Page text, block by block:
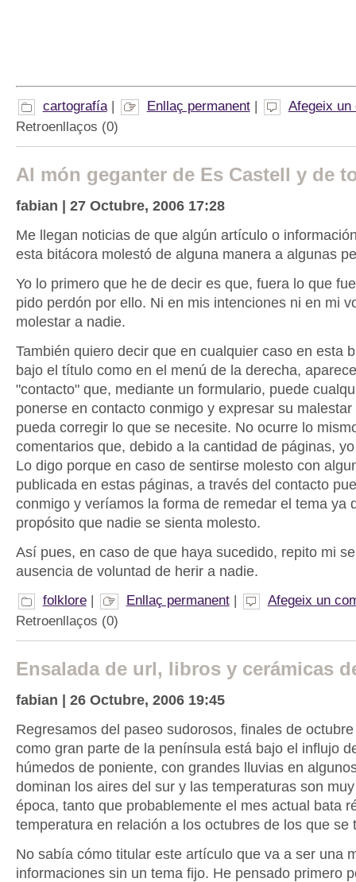
cartografía| Enllaç permanent|
Afegeix un
Retroenllaços (0)
Al món geganter de Es Castell y de
fabian | 27 Octubre, 2006 17:28
Me llegan noticias de que algún artículo o
esta bitácora molestó de alguna manera a algunas
Yo lo primero que he de decir es que, fuera lo que
pido perdón por ello. Ni en mis intenciones ni en mi
molestar a nadie.
También quiero decir que en cualquier caso en esta
bajo el título como en el menú de la derecha,
"contacto" que, mediante un formulario, puede
ponerse en contacto conmigo y expresar su
pueda corregir lo que se necesite. No ocurre lo
comentarios que, debido a la cantidad de páginas,
Lo digo porque en caso de sentirse molesto con
publicada en estas páginas, a través del contacto
conmigo y veríamos la forma de remedar el tema ya
propósito que nadie se sienta molesto.
Así pues, en caso de que haya sucedido, repito mi
ausencia de voluntad de herir a nadie.
folklore| Enllaç permanent|
Afegeix un
Retroenllaços (0)
Ensalada de url, libros y cerámicas
fabian | 26 Octubre, 2006 19:45
Regresamos del paseo sudorosos, finales de
como gran parte de la península está bajo el influjo
húmedos de poniente, con grandes lluvias en
dominan los aires del sur y las temperaturas son
época, tanto que probablemente el mes actual bata
temperatura en relación a los octubres de los que se
No sabía cómo titular este artículo que va a ser una
informaciones sin un tema fijo. He pensado primero